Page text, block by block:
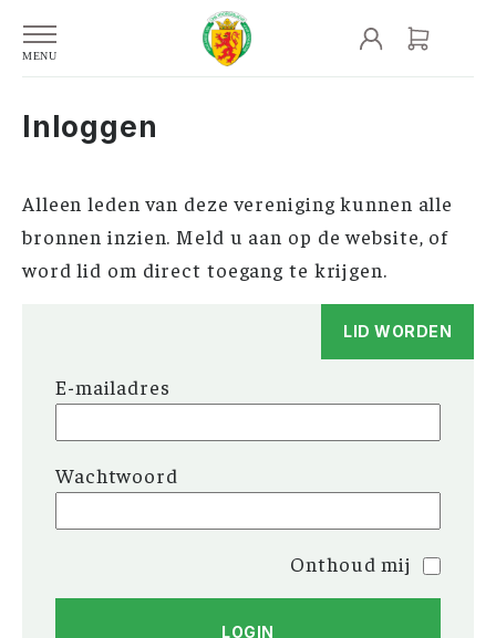
Inloggen
Alleen leden van deze vereniging kunnen alle
bronnen inzien. Meld u aan op de website, of
word lid om direct toegang te krijgen.
LID WORDEN
E-mailadres
Wachtwoord
Onthoud mij